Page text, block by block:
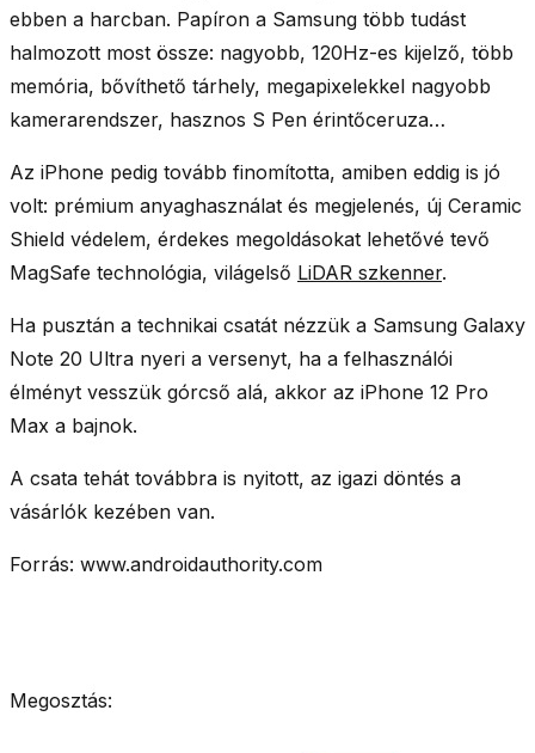
ebben a harcban. Papíron a Samsung több tudást
halmozott most össze: nagyobb, 120Hz-es kijelző, több
memória, bővíthető tárhely, megapixelekkel nagyobb
kamerarendszer, hasznos S Pen érintőceruza…
Az iPhone pedig tovább finomította, amiben eddig is jó
volt: prémium anyaghasználat és megjelenés, új Ceramic
Shield védelem, érdekes megoldásokat lehetővé tevő
MagSafe technológia, világelső LiDAR szkenner.
Ha pusztán a technikai csatát nézzük a Samsung Galaxy
Note 20 Ultra nyeri a versenyt, ha a felhasználói
élményt vesszük górcső alá, akkor az iPhone 12 Pro
Max a bajnok.
A csata tehát továbbra is nyitott, az igazi döntés a
vásárlók kezében van.
Forrás: www.androidauthority.com
Megosztás: